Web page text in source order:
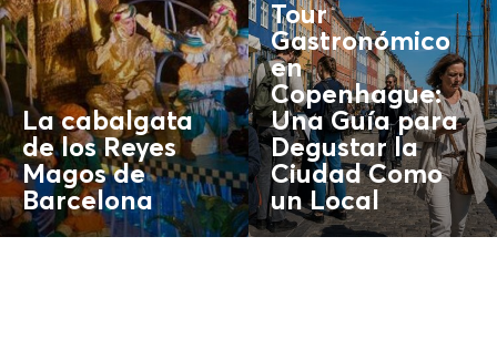
La cabalgata
de los Reyes
Magos de
Barcelona
Tour
Gastronómico
en
Copenhague:
Una Guía para
Degustar la
Ciudad Como
unLocal